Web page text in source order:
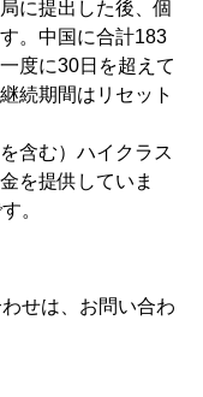
に提出した後、個
。中国に合計183
度に30日を超えて
続期間はリセット
含む）ハイクラス
を提供していま
。
せは、お問い合わ